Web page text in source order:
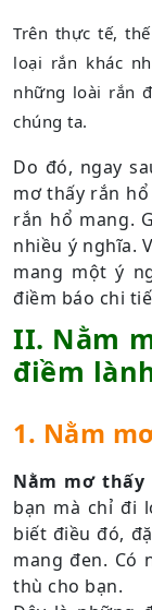
Trên thực tế,
loại rắn khác
những loài rắn
chúng ta.
Do đó, ngay
mơ thấy rắn
rắn hổ mang.
nhiều ý nghĩa.
mang một ý
điềm báo chi
II. Nằm
điềm
1. Nằm
Nằm mơ thấy
bạn mà chỉ đi
biết điều đó,
mang đen. Có
thù cho bạn.